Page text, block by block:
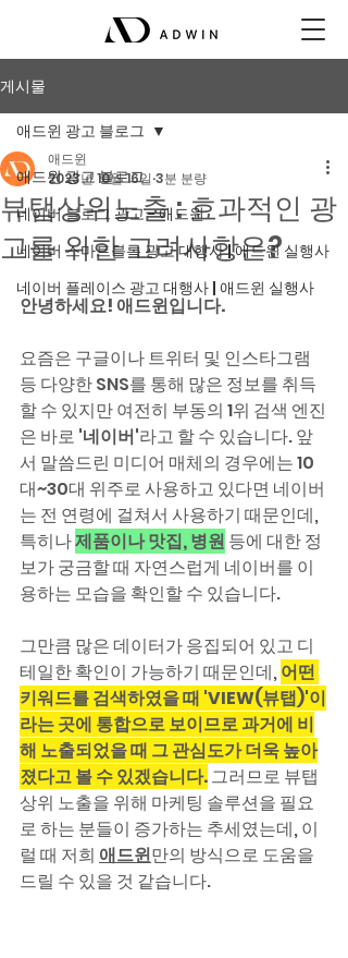
게시물
애드윈 광고 블로그
네이버 블로그 광고 - 애드윈
네이버 스마트블록 광고 대행사 | 애드윈 실행사
네이버 플레이스 광고 대행사 | 애드윈 실행사
애드윈 광고 블로그
뷰탭상위노출 : 효과적인 광
고를 위한 고려사항은?
애드윈
2023년 10월 16일 3분 분량
안녕하세요! 애드윈입니다.
요즘은 구글이나 트위터 및 인스타그램
등 다양한 SNS를 통해 많은 정보를 취득
할 수 있지만 여전히 부동의 1위 검색 엔진
은 바로 '네이버'라고 할 수 있습니다. 앞
서 말씀드린 미디어 매체의 경우에는 10
대~30대 위주로 사용하고 있다면 네이버
는 전 연령에 걸쳐서 사용하기 때문인데,
특히나 제품이나 맛집, 병원 등에 대한 정
보가 궁금할 때 자연스럽게 네이버를 이
용하는 모습을 확인할 수 있습니다.
그만큼 많은 데이터가 응집되어 있고 디
테일한 확인이 가능하기 때문인데, 어떤
키워드를 검색하였을 때 'VIEW(뷰탭)'이
라는 곳에 통합으로 보이므로 과거에 비
해 노출되었을 때 그 관심도가 더욱 높아
졌다고 볼 수 있겠습니다. 그러므로 뷰탭
상위 노출을 위해 마케팅 솔루션을 필요
로 하는 분들이 증가하는 추세였는데, 이
럴 때 저희 애드윈만의 방식으로 도움을
드릴 수 있을 것 같습니다.